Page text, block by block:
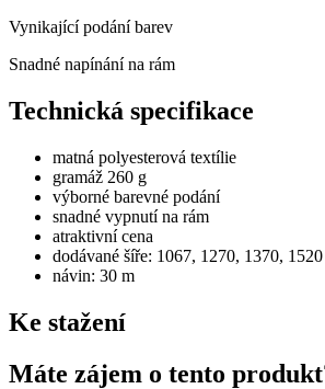
Vynikající podání barev
Snadné napínání na rám
Technická specifikace
matná polyesterová textílie
gramáž 260 g
výborné barevné podání
snadné vypnutí na rám
atraktivní cena
dodávané šíře: 1067, 1270, 1370,
návin: 30 m
Ke stažení
Máte zájem o tento